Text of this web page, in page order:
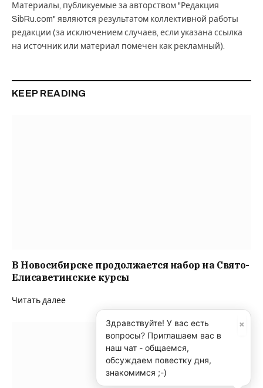
Материалы, публикуемые за авторством "Редакция
SibRu.com" являются результатом коллективной работы
редакции (за исключением случаев, если указана ссылка
на источник или материал помечен как рекламный).
KEEP READING
В Новосибирске продолжается набор на Свято-
Елисаветинские курсы
Читать далее
×
Здравствуйте! У вас есть
вопросы? Приглашаем вас в
наш чат - общаемся,
обсуждаем повестку дня,
знакомимся ;-)